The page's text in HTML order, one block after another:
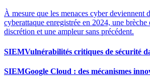
À mesure que les menaces cyber deviennent
cyberattaque enregistrée en 2024, une
discrétion et une ampleur sans précédent.
SIEMVulnérabilités critiques de sécurité
SIEMGoogle Cloud : des mécanismes